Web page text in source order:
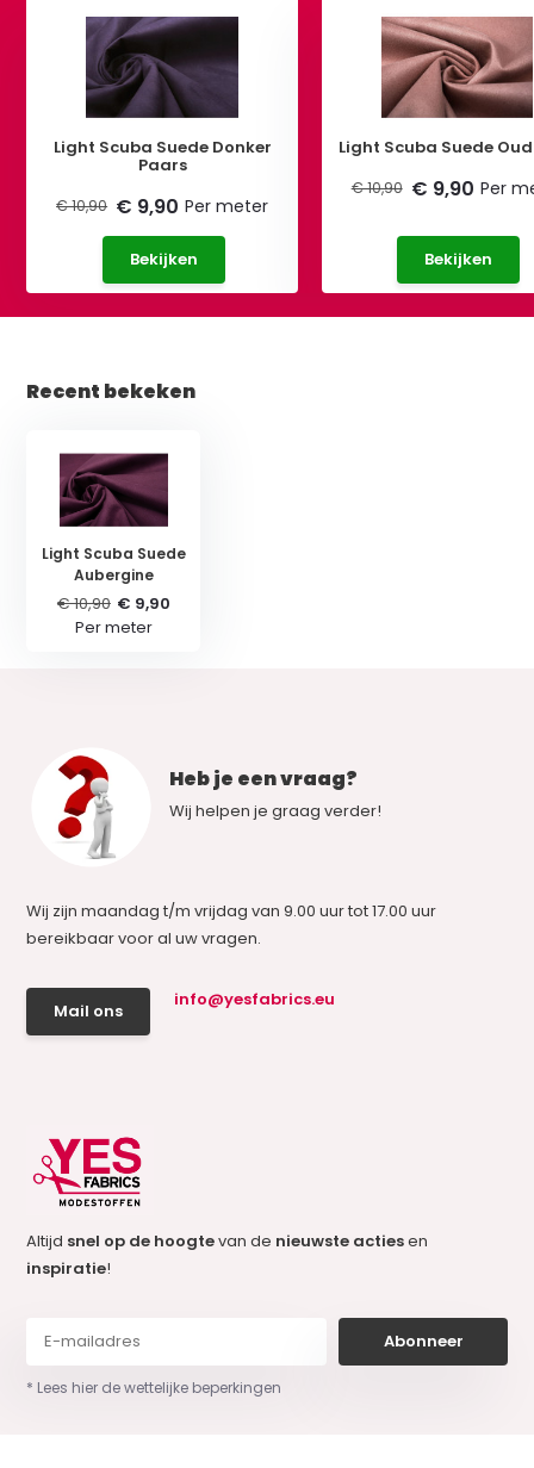
Light Scuba Suede Donker
Paars
€ 10,90 € 9,90 Per meter
Bekijken
Light Scuba Suede Oud
€ 10,90 € 9,90 Per
Bekijken
Recent bekeken
Light Scuba Suede
Aubergine
€ 10,90 € 9,90
Per meter
Heb je een vraag?
Wij helpen je graag verder!
Wij zijn maandag t/m vrijdag van 9.00 uur tot 17.00 uur
bereikbaar voor al uw vragen.
Mail ons
info@yesfabrics.eu
Altijd snel op de hoogtevan de nieuwste actiesen
inspiratie!
Abonneer
* Lees hier de wettelijke beperkingen